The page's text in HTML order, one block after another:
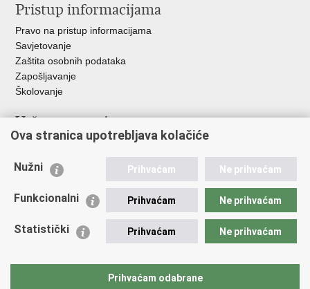
Pristup informacijama
Pravo na pristup informacijama
Savjetovanje
Zaštita osobnih podataka
Zapošljavanje
Školovanje
Važne poveznice
Ministarstvo unutarnjih poslova
Udruge
Policijska akademija
Zaklada policijske solidarnosti
Vučetić"
Ova stranica upotrebljava kolačiće
Nužni Prihvaćam Ne prihvaćam
Funkcionalni Prihvaćam Ne prihvaćam
Statistički Prihvaćam Ne prihvaćam
Prihvaćam odabrane